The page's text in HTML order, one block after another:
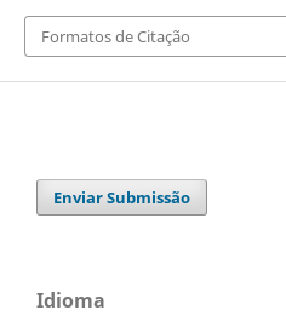
Formatos de Citação
Enviar Submissão
Idioma